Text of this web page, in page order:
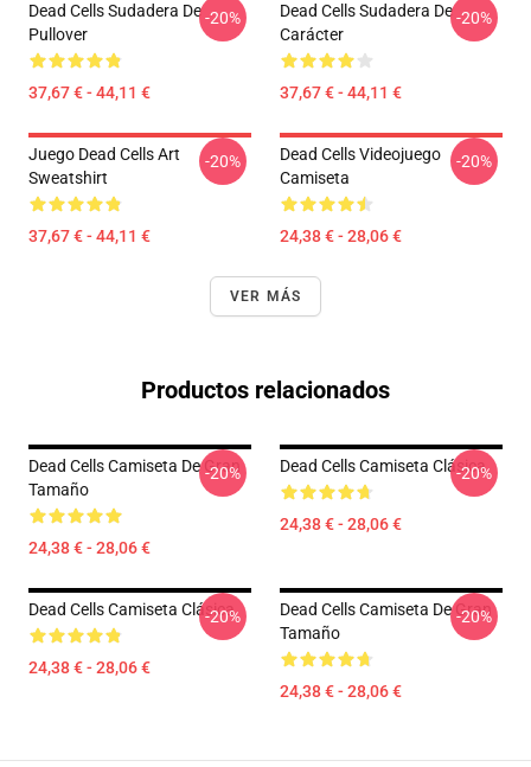
Dead Cells Sudadera De
Pullover
37,67 € - 44,11 €
-20%
Dead Cells Sudadera De
Carácter
37,67 € - 44,11 €
-20%
Juego Dead Cells Art
Sweatshirt
37,67 € - 44,11 €
-20%
Dead Cells Videojuego
Camiseta
24,38 € - 28,06 €
-20%
VER MÁS
Productos relacionados
Dead Cells Camiseta De Gran
Tamaño
24,38 € - 28,06 €
-20% Dead Cells Camiseta Clásica
24,38 € - 28,06 €
-20%
Dead Cells Camiseta Clásica
24,38 € - 28,06 €
-20%
Dead Cells Camiseta De Gran
Tamaño
24,38 € - 28,06 €
-20%